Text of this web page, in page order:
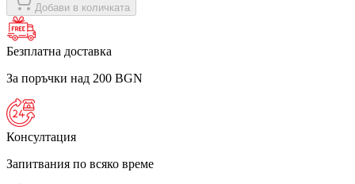
Добави в количката
Безплатна доставка
За поръчки над 200 BGN
Консултация
Запитвания по всяко време